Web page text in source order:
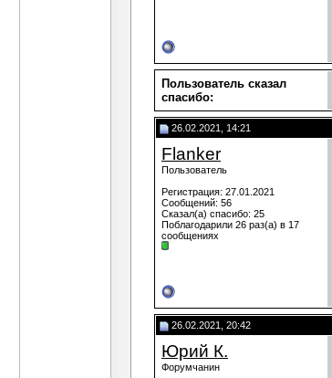
Пользователь сказал
cпасибо:
26.02.2021, 14:21
Flanker
Пользователь
Регистрация: 27.01.2021
Сообщений: 56
Сказал(а) спасибо: 25
Поблагодарили 26 раз(а) в 17
сообщениях
26.02.2021, 20:42
Юрий К.
Форумчанин